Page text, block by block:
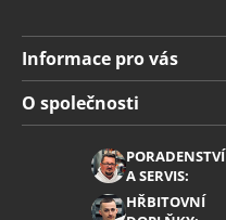
Informace pro vás
Doprava a platba
Obchodní podmínky
Reklamace
Zpracování osobních údajů
O společnosti
PORADENSTVÍ
A SERVIS:
HŘBITOVNÍ